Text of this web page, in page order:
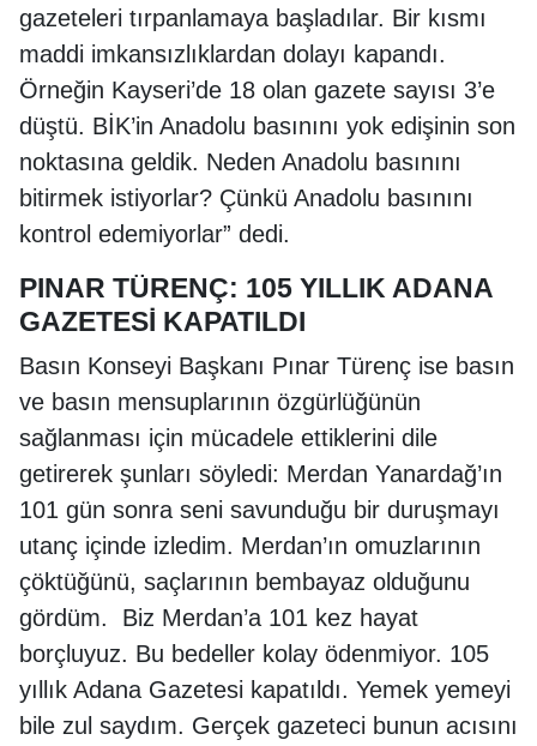
gazeteleri tırpanlamaya başladılar. Bir kısmı
maddi imkansızlıklardan dolayı kapandı.
Örneğin Kayseri’de 18 olan gazete sayısı 3’e
düştü. BİK’in Anadolu basınını yok edişinin son
noktasına geldik. Neden Anadolu basınını
bitirmek istiyorlar? Çünkü Anadolu basınını
kontrol edemiyorlar” dedi.
PINAR TÜRENÇ: 105 YILLIK ADANA
GAZETESİ KAPATILDI
Basın Konseyi Başkanı Pınar Türenç ise basın
ve basın mensuplarının özgürlüğünün
sağlanması için mücadele ettiklerini dile
getirerek şunları söyledi: Merdan Yanardağ’ın
101 gün sonra seni savunduğu bir duruşmayı
utanç içinde izledim. Merdan’ın omuzlarının
çöktüğünü, saçlarının bembayaz olduğunu
gördüm. Biz Merdan’a 101 kez hayat
borçluyuz. Bu bedeller kolay ödenmiyor. 105
yıllık Adana Gazetesi kapatıldı. Yemek yemeyi
bile zul saydım. Gerçek gazeteci bunun acısını